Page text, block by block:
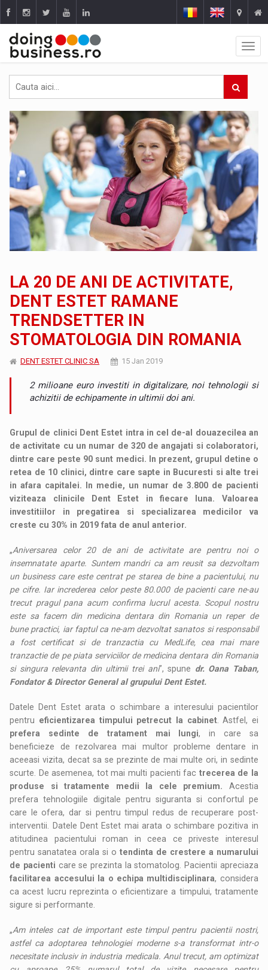
LA 20 DE ANI DE ACTIVITATE,
DENT ESTET RAMANE
TRENDSETTER IN
STOMATOLOGIA DIN ROMANIA
DENT ESTET CLINIC SA 15 Jan 2019
2 milioane euro investiti in digitalizare, noi tehnologii si
achizitii de echipamente in ultimii doi ani.
Grupul de clinici Dent Estet intra in cel de-al douazecilea an
de activitate cu un numar de 320 de angajati si colaboratori,
dintre care peste 90 sunt medici. In prezent, grupul detine o
retea de 10 clinici, dintre care sapte in Bucuresti si alte trei
in afara capitalei. In medie, un numar de 3.800 de pacienti
viziteaza clinicile Dent Estet in fiecare luna. Valoarea
investitiilor in pregatirea si specializarea medicilor va
creste cu 30% in 2019 fata de anul anterior.
„Aniversarea celor 20 de ani de activitate are pentru noi o
insemnatate aparte. Suntem mandri ca am reusit sa dezvoltam
un business care este centrat pe starea de bine a pacientului, nu
pe cifre. Iar increderea celor peste 80.000 de pacienti care ne-au
trecut pragul pana acum confirma lucrul acesta. Scopul nostru
este sa facem din medicina dentara din Romania un reper de
bune practici, iar faptul ca ne-am dezvoltat sanatos si responsabil
a fost certificat si de tranzactia cu MedLife, cea mai mare
tranzactie de pe piata serviciilor de medicina dentara din Romania
si singura relevanta din ultimii trei ani”, spune dr. Oana Taban,
Fondator & Director General al grupului Dent Estet.
Datele Dent Estet arata o schimbare a interesului pacientilor
pentru eficientizarea timpului petrecut la cabinet. Astfel, ei
prefera sedinte de tratament mai lungi, in care sa
beneficieze de rezolvarea mai multor probleme dentare in
aceeasi vizita, decat sa se prezinte de mai multe ori, in sedinte
scurte. De asemenea, tot mai multi pacienti fac trecerea de la
produse si tratamente medii la cele premium. Acestia
prefera tehnologiile digitale pentru siguranta si confortul pe
care le ofera, dar si pentru timpul redus de recuperare post-
interventii. Datele Dent Estet mai arata o schimbare pozitiva in
atitudinea pacientului roman in ceea ce priveste interesul
pentru sanatatea orala si o tendinta de crestere a numarului
de pacienti care se prezinta la stomatolog. Pacientii apreciaza
facilitarea accesului la o echipa multidisciplinara, considera
ca acest lucru reprezinta o eficientizare a timpului, tratamente
sigure si performante.
„Am inteles cat de important este timpul pentru pacientii nostri,
astfel ca adoptarea tehnologiei moderne s-a transformat intr-o
necesitate inclusiv in industria medicala. Anul trecut, am optimizat